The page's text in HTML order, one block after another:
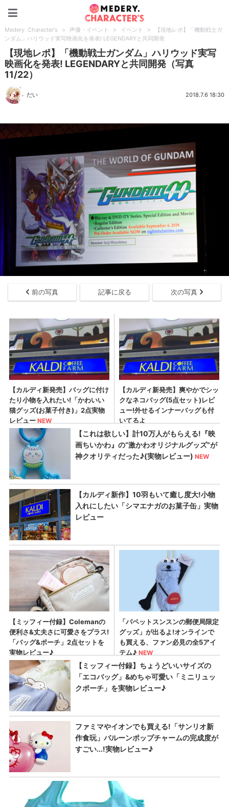
Medery. Character's > 声優・イベント > イベント >
【現地レポ】「機動戦士ガ
ンダム」ハリウッド実写映画化を発表! LEGENDARYと共同開発
【現地レポ】「機動戦士ガンダム」ハリウッド実写
映画化を発表! LEGENDARYと共同開発（写真
11/22）
だい 2018.7.6 18:30
前の写真 記事に戻る 次の写真